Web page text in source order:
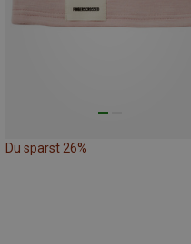
Du sparst 26%